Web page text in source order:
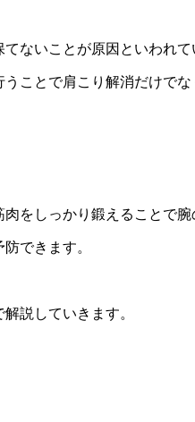
ないことが原因といわれて
ことで肩こり解消だけで
をしっかり鍛えることで
できます。
説していきます。